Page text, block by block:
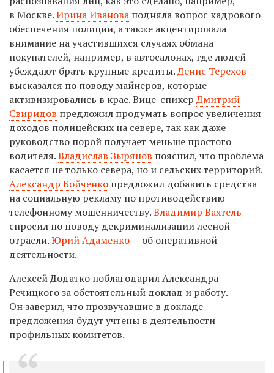
в Москве.Ирина Иванова подняла вопрос кадрового
обеспечения полиции, а также акцентировала
внимание на участившихся случаях обмана
покупателей, например, в автосалонах, где людей
убеждают брать крупные кредиты.Денис Терехов
высказался по поводу майнеров, которые
активизировались в крае. Вице-спикерДмитрий
Свиридов предложил продумать вопрос увеличения
доходов полицейских на севере, так как даже
руководство порой получает меньше простого
водителя.Владислав Зырянов пояснил, что проблема
касается не только севера, но и сельских территорий.
Александр Бойченко предложил добавить средства
на социальную рекламу по противодействию
телефонному мошенничеству.Владимир Вахтель
спросил по поводу декриминализации лесной
отрасли.Юрий Адаменко— об оперативной
деятельности.
Алексей Додатко поблагодарил Александра
Речицкого за обстоятельный доклад и работу.
Он заверил, что прозвучавшие в докладе
предложения будут учтены в деятельности
профильных комитетов.